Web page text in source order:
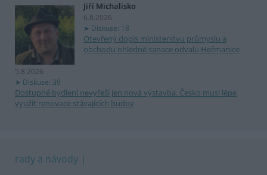
Jiří Michalisko
6.8.2026
Diskuse: 18
Otevřený dopis ministerstvu průmyslu a
obchodu ohledně sanace odvalu Heřmanice
5.8.2026
Diskuse: 39
Dostupné bydlení nevyřeší jen nová výstavba. Česko musí lépe
využít renovace stávajících budov
rady a návody